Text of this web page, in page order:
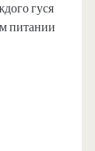
гуся
питании